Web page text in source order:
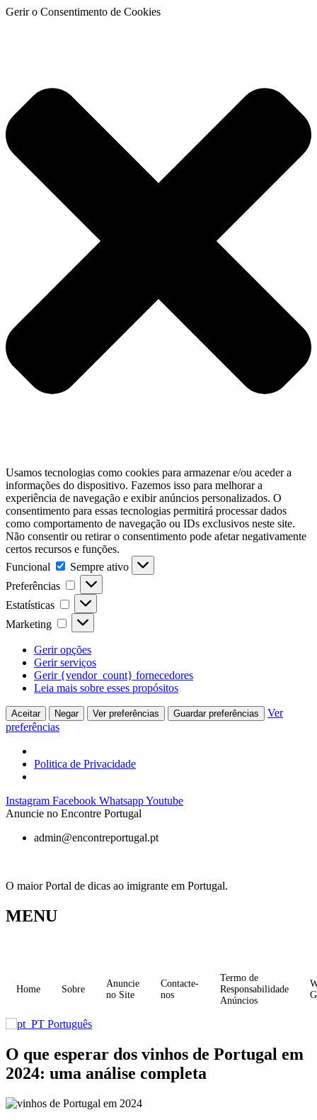
Gerir o Consentimento de Cookies
Usamos tecnologias como cookies para armazenar e/ou aceder a
informações do dispositivo. Fazemos isso para melhorar a
experiência de navegação e exibir anúncios personalizados. O
consentimento para essas tecnologias permitirá processar dados
como comportamento de navegação ou IDs exclusivos neste site.
Não consentir ou retirar o consentimento pode afetar negativamente
certos recursos e funções.
Funcional
Funcional
Sempre ativo
Preferências
Preferências
Estatísticas Estatísticas
Marketing Marketing
Gerir opções
Gerir serviços
Gerir {vendor_count} fornecedores
Leia mais sobre esses propósitos
Aceitar Negar Ver preferências Guardar preferências
Ver
preferências
Politica de Privacidade
Pular
para
conteúdo
Instagram Facebook WhatsappYoutube
Anuncie no Encontre Portugal
admin@encontreportugal.pt
O maior Portal de dicas ao imigrante em Portugal.
MENU
Home Sobre
Anuncie
no Site
Contacte-
nos
Termo de
Responsabilidade
Anúncios
Português
O que esperar dos vinhos de Portugal em
2024: uma análise completa